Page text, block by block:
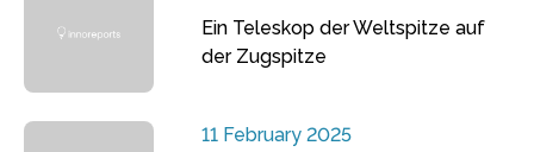
Ein Teleskop der Weltspitze auf
der Zugspitze
11 February 2025